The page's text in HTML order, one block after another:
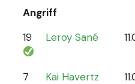
Angriff
19
Leroy Sané
7 Kai Havertz